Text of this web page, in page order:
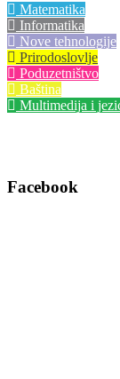
Matematika
Informatika
Nove tehnologije
Prirodoslovlje
Poduzetništvo
Baština
Multimedija i
Facebook